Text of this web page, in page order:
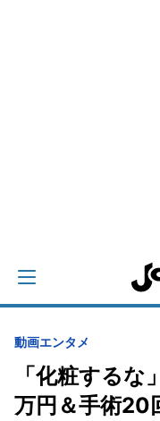
動画エンタメ
「化粧する
万円＆手術